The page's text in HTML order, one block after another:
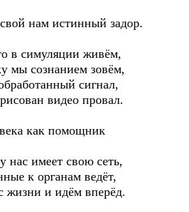
нам истинный задор.
в симуляции живём,
мы сознанием зовём,
сигнал,
видео провал.
как помощник
нас имеет свою сеть,
к органам ведёт,
жизни и идём вперёд.